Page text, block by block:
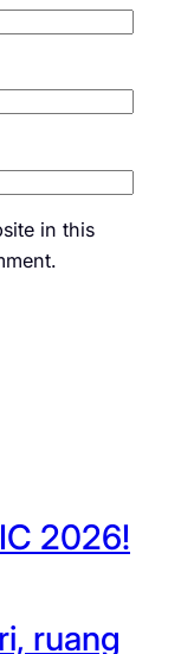
in this
2026!
ruang